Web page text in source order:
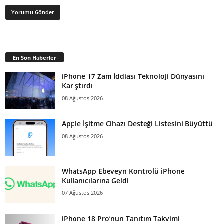
En Son Haberler
iPhone 17 Zam İddiası Teknoloji Dünyasını
Karıştırdı
08 Ağustos 2026
Apple İşitme Cihazı Desteği Listesini Büyüttü
08 Ağustos 2026
WhatsApp Ebeveyn Kontrolü iPhone
Kullanıcılarına Geldi
07 Ağustos 2026
iPhone 18 Pro’nun Tanıtım Takvimi